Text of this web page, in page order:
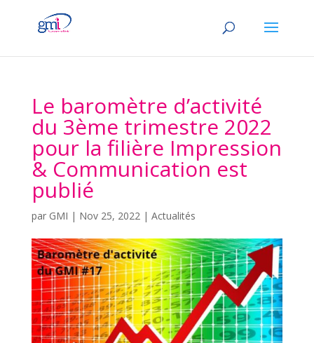
Le baromètre d’activité
du 3ème trimestre 2022
pour la filière Impression
& Communication est
publié
par GMI | Nov 25, 2022| Actualités